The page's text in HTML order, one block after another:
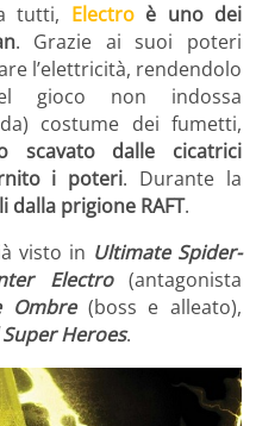
tutti, Electro è uno dei
. Grazie ai suoi poteri
l’elettricità, rendendolo
gioco non indossa
costume dei fumetti,
scavato dalle cicatrici
i poteri. Durante la
prigione RAFT.
visto in Ultimate Spider-
Electro(antagonista
Ombre(boss e alleato),
Heroes.